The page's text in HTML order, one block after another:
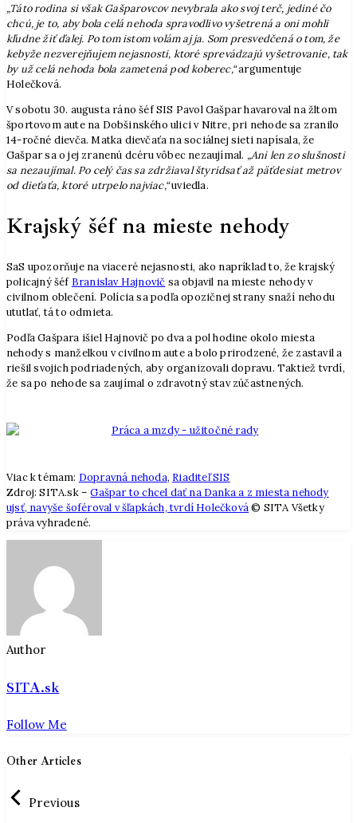
„Táto rodina si však Gašparovcov nevybrala ako svoj terč, jediné čo
chcú, je to, aby bola celá nehoda spravodlivo vyšetrená a oni mohli
kľudne žiť ďalej. Po tom istom volám aj ja. Som presvedčená o tom, že
kebyže nezverejňujem nejasnosti, ktoré sprevádzajú vyšetrovanie, tak
by už celá nehoda bola zametená pod koberec,“argumentuje
Holečková.
V sobotu 30. augusta ráno šéf SIS Pavol Gašpar havaroval na žltom
športovom aute na Dobšinského ulici v Nitre, pri nehode sa zranilo
14-ročné dievča. Matka dievčaťa na sociálnej sieti napísala, že
Gašpar sa o jej zranenú dcéru vôbec nezaujímal. „Ani len zo slušnosti
sa nezaujímal. Po celý čas sa zdržiaval štyridsať až päťdesiat metrov
od dieťaťa, ktoré utrpelo najviac,“uviedla.
Krajský šéf na mieste nehody
SaS upozorňuje na viaceré nejasnosti, ako napríklad to, že krajský
policajný šéf Branislav Hajnovič sa objavil na mieste nehody v
civilnom oblečení. Polícia sa podľa opozičnej strany snaží nehodu
ututlať, tá to odmieta.
Podľa Gašpara išiel Hajnovič po dva a pol hodine okolo miesta
nehody s manželkou v civilnom aute a bolo prirodzené, že zastavil a
riešil svojich podriadených, aby organizovali dopravu. Taktiež tvrdí,
že sa po nehode sa zaujímal o zdravotný stav zúčastnených.
Viac k témam: Dopravná nehoda, Riaditeľ SIS
Zdroj: SITA.sk –Gašpar to chcel dať na Danka a z miesta nehody
ujsť, navyše šoféroval v šľapkách, tvrdí Holečková© SITA Všetky
práva vyhradené.
Author
SITA.sk
Follow Me
Other Articles
Previous